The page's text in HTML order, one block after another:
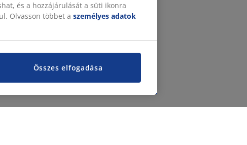
és a hozzájárulását a süti ikonra
Olvasson többet a személyes adatok
Összes elfogadása